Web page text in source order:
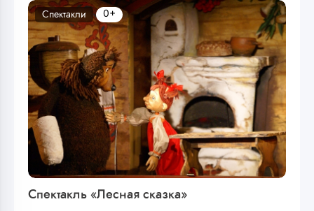
Спектакль «Лесная сказка»
Спектакли 0+